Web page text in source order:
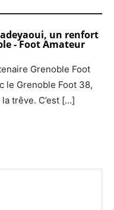
un renfort
- Foot Amateur
Grenoble Foot
le Grenoble Foot 38,
trêve. C’est […]